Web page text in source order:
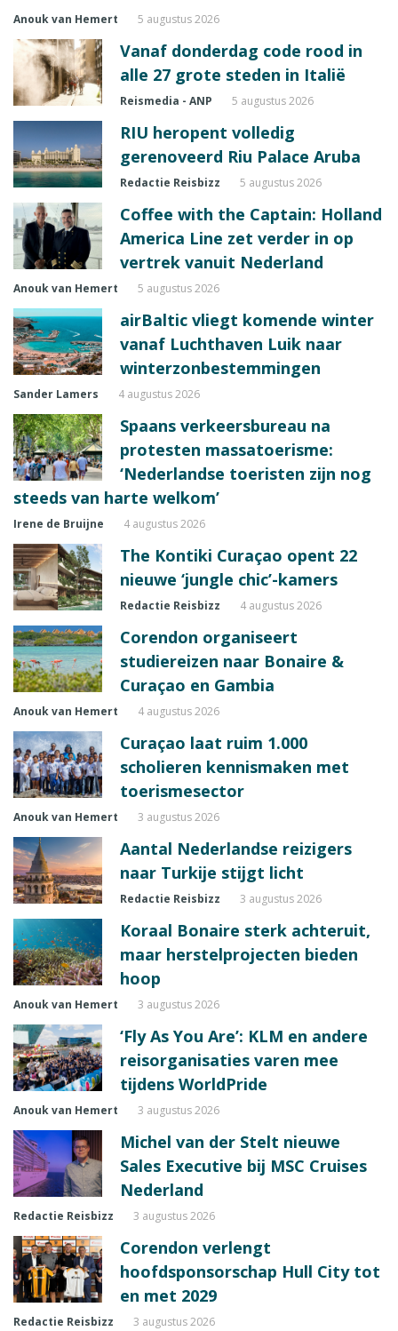
Anouk van Hemert 5 augustus 2026
Vanaf donderdag code rood in
alle 27 grote steden in Italië
Reismedia - ANP 5 augustus 2026
RIU heropent volledig
gerenoveerd Riu Palace Aruba
Redactie Reisbizz 5 augustus 2026
Coffee with the Captain: Holland
America Line zet verder in op
vertrek vanuit Nederland
Anouk van Hemert 5 augustus 2026
airBaltic vliegt komende winter
vanaf Luchthaven Luik naar
winterzonbestemmingen
Sander Lamers 4 augustus 2026
Spaans verkeersbureau na
protesten massatoerisme:
‘Nederlandse toeristen zijn nog
steeds van harte welkom’
Irene de Bruijne 4 augustus 2026
The Kontiki Curaçao opent 22
nieuwe ‘jungle chic’-kamers
Redactie Reisbizz 4 augustus 2026
Corendon organiseert
studiereizen naar Bonaire &
Curaçao en Gambia
Anouk van Hemert 4 augustus 2026
Curaçao laat ruim 1.000
scholieren kennismaken met
toerismesector
Anouk van Hemert 3 augustus 2026
Aantal Nederlandse reizigers
naar Turkije stijgt licht
Redactie Reisbizz 3 augustus 2026
Koraal Bonaire sterk achteruit,
maar herstelprojecten bieden
hoop
Anouk van Hemert 3 augustus 2026
‘Fly As You Are’: KLM en andere
reisorganisaties varen mee
tijdens WorldPride
Anouk van Hemert 3 augustus 2026
Michel van der Stelt nieuwe
Sales Executive bij MSC Cruises
Nederland
Redactie Reisbizz 3 augustus 2026
Corendon verlengt
hoofdsponsorschap Hull City tot
en met 2029
Redactie Reisbizz 3 augustus 2026